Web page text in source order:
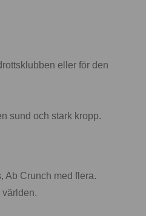
eller för den
sund och stark kropp.
Ab Crunch med flera.